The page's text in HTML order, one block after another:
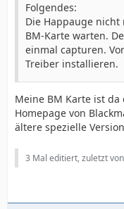
Folgendes:
Die Happauge
BM-Karte warten.
einmal capturen.
Treiber installieren.
Meine BM Karte ist
Homepage von
ältere spezielle
3 Mal editiert, zuletzt von